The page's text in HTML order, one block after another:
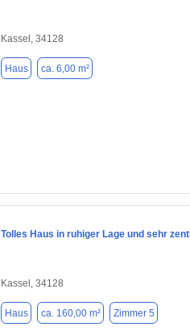
Kassel, 34128
Haus ca. 6,00 m²
Tolles Haus in ruhiger Lage und sehr
Kassel, 34128
Haus ca. 160,00 m² Zimmer 5